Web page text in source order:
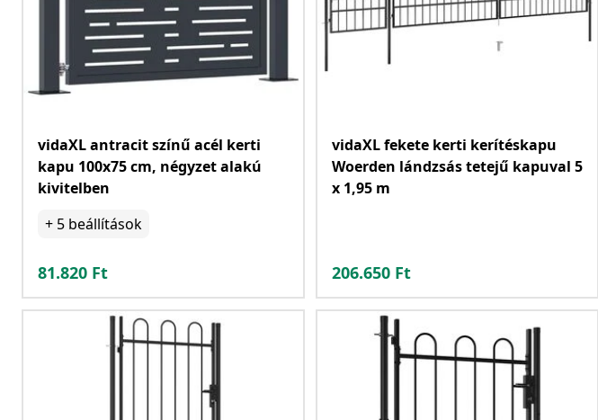
vidaXL antracit színű acél kerti
kapu 100x75 cm, négyzet alakú
kivitelben
+ 5 beállítások
81.820 Ft
vidaXL fekete kerti kerítéskapu
Woerden lándzsás tetejű kapuval 5
x 1,95 m
206.650 Ft